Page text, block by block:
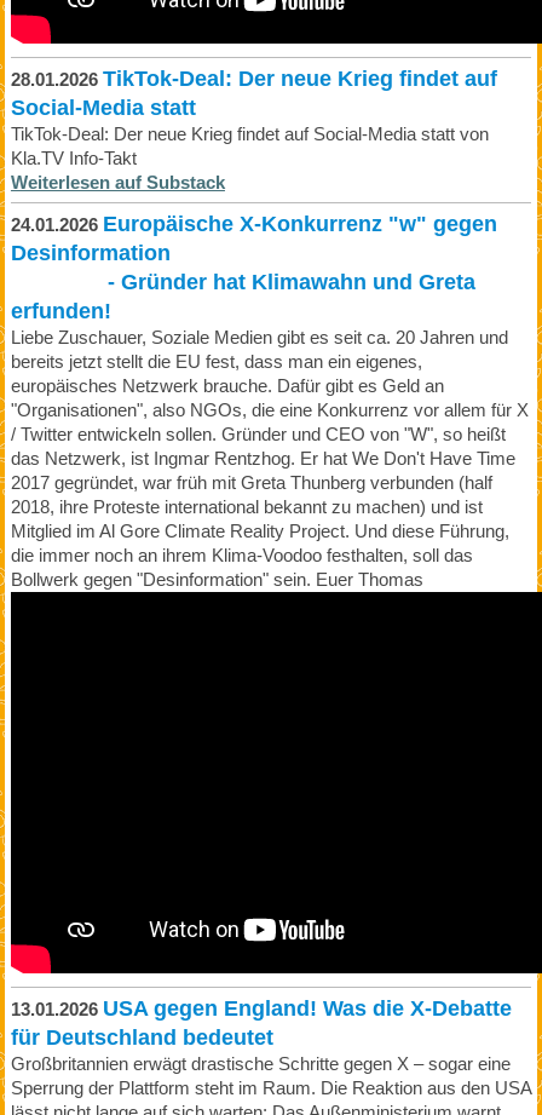
28.01.2026 TikTok-Deal: Der neue Krieg findet auf
Social-Media statt
TikTok-Deal: Der neue Krieg findet auf Social-Media statt von
Kla.TV Info-Takt
Weiterlesen auf Substack
24.01.2026 Europäische X-Konkurrenz "w" gegen
Desinformation
- Gründer hat Klimawahn und Greta
erfunden!
Liebe Zuschauer, Soziale Medien gibt es seit ca. 20 Jahren und
bereits jetzt stellt die EU fest, dass man ein eigenes,
europäisches Netzwerk brauche. Dafür gibt es Geld an
"Organisationen", also NGOs, die eine Konkurrenz vor allem für X
/ Twitter entwickeln sollen. Gründer und CEO von "W", so heißt
das Netzwerk, ist Ingmar Rentzhog. Er hat We Don't Have Time
2017 gegründet, war früh mit Greta Thunberg verbunden (half
2018, ihre Proteste international bekannt zu machen) und ist
Mitglied im Al Gore Climate Reality Project. Und diese Führung,
die immer noch an ihrem Klima-Voodoo festhalten, soll das
Bollwerk gegen "Desinformation" sein. Euer Thomas
13.01.2026 USA gegen England! Was die X-Debatte
für Deutschland bedeutet
Großbritannien erwägt drastische Schritte gegen X – sogar eine
Sperrung der Plattform steht im Raum. Die Reaktion aus den USA